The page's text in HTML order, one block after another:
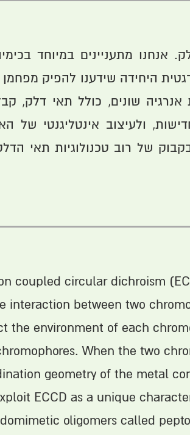
אנחנו מתעניינים במיוחד
היחידה שידענו להפיק
שונים, כולל תאי דלק,
ולעיצוב אינטליגנטי של
של רוב טכנולוגיות תאי
coupled circular dichroism
interaction between two
the environment of each
When the two
geometry of the metal
ECCD as a unique
oligomers called